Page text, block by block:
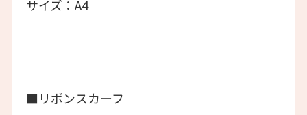
サイズ：A4
■リボンスカーフ